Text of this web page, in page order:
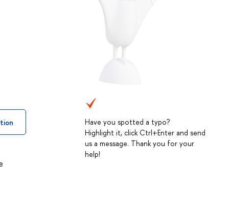
Have you spotted a typo?
Highlight it, click Ctrl+Enter and send
us a message. Thank you for your
help!